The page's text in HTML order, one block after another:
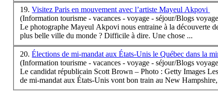
19.Visitez Paris en mouvement avec l’artiste Mayeul Akpovi
(Information tourisme - vacances - voyage - séjour/Blogs
Le photographe Mayeul Akpovi nous entraine à la découverte
plus belle ville du monde ? Difficile à dire. Une chose ...
20.Élections de mi-mandat aux États-Unis le Québec dans la
(Information tourisme - vacances - voyage - séjour/Blogs
Le candidat républicain Scott Brown – Photo : Getty Images
de mi-mandat aux États-Unis vont bontrain au New